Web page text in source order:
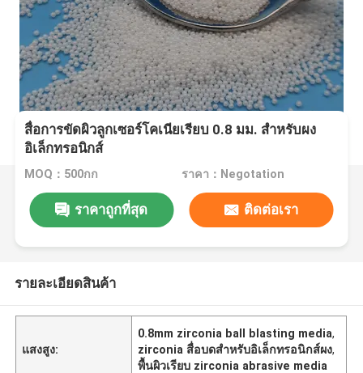
สื่อการขัดผิวลูกเซอร์โคเนียเรียบ 0.8 มม. สำหรับผง
อิเล็กทรอนิกส์
MOQ：500กก ราคา：Negotation
ราคาถูกที่สุด ติดต่อเรา
รายละเอียดสินค้า
แสงสูง:
0.8mm zirconia ball blasting media,
zirconia สื่อบดสำหรับอิเล็กทรอนิกส์ผง,
พื้นผิวเรียบ zirconia abrasive media